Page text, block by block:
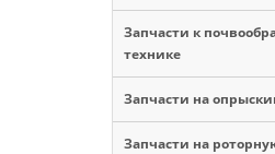
Запчасти к
технике
Запчасти на
Запчасти на